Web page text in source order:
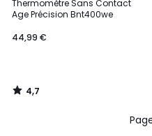
Thermomètre Sans Contact
Age Précision Bnt400we
44,99 €
/ 5
4,7
/